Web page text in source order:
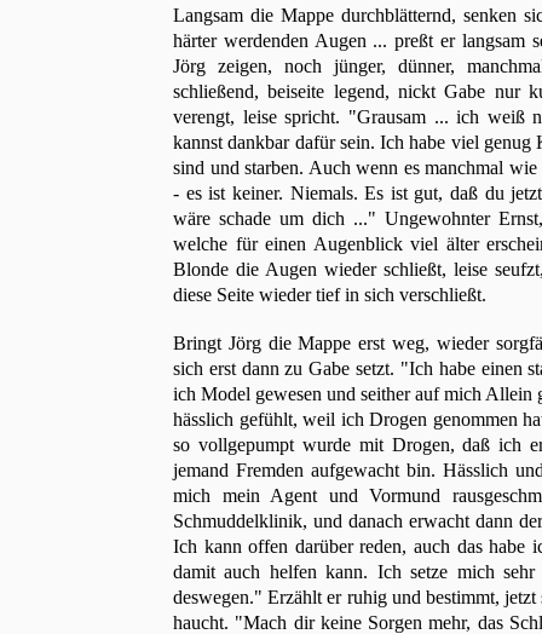
Langsam die Mappe durchblätternd, senken
härter werdenden Augen ... preßt er langsam
Jörg zeigen, noch jünger, dünner,
schließend, beiseite legend, nickt Gabe nur
verengt, leise spricht. "Grausam ... ich weiß
kannst dankbar dafür sein. Ich habe viel
sind und starben. Auch wenn es manchmal
- es ist keiner. Niemals. Es ist gut, daß du
wäre schade um dich ..." Ungewohnter
welche für einen Augenblick viel älter
Blonde die Augen wieder schließt, leise
diese Seite wieder tief in sich verschließt.
Bringt Jörg die Mappe erst weg, wieder
sich erst dann zu Gabe setzt. "Ich habe einen
ich Model gewesen und seither auf mich Allein
hässlich gefühlt, weil ich Drogen genommen
so vollgepumpt wurde mit Drogen, daß ich
jemand Fremden aufgewacht bin. Hässlich
mich mein Agent und Vormund
Schmuddelklinik, und danach erwacht dann
Ich kann offen darüber reden, auch das
damit auch helfen kann. Ich setze mich
deswegen." Erzählt er ruhig und bestimmt,
haucht. "Mach dir keine Sorgen mehr, das